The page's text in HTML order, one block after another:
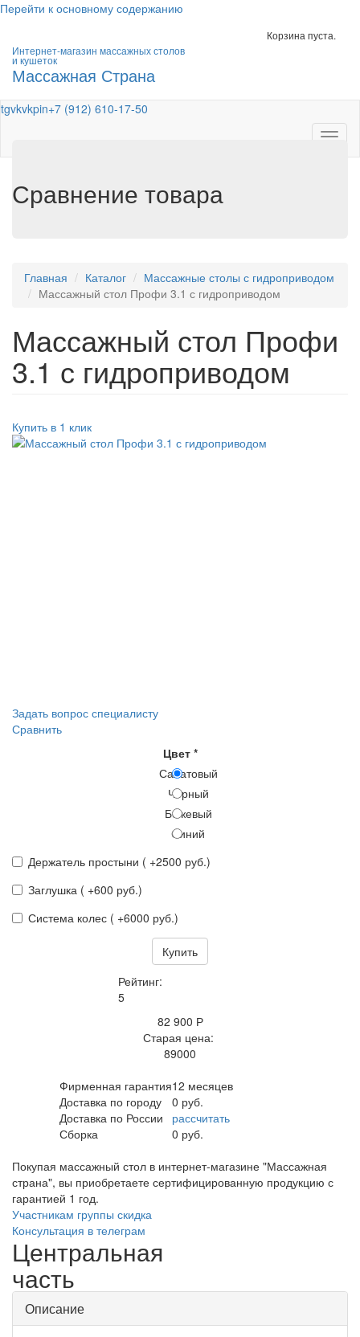
Перейти к основному содержанию
Интернет-магазин массажных столов
и кушеток
Массажная Страна
Корзина пуста.
tgvkvkpin+7 (912) 610-17-50
Сравнение товара
Главная Каталог
Массажные столы с гидроприводом
Массажный стол Профи 3.1 с гидроприводом
Массажный стол Профи
3.1 с гидроприводом
Купить в 1 клик
Задать вопрос специалисту
Сравнить
Цвет *
Салатовый
Черный
Бежевый
Синий
Держатель простыни ( +2500 руб.)
Заглушка ( +600 руб.)
Система колес ( +6000 руб.)
Купить
Рейтинг:
5
82 900 Р
Старая цена:
89000
Фирменная гарантия12 месяцев
Доставка по городу
0 руб.
Доставка по России
рассчитать
Сборка
0 руб.
Покупая массажный стол в интернет-магазине "Массажная
страна", вы приобретаете сертифицированную продукцию с
гарантией 1 год.
Участникам группы скидка
Консультация в телеграм
Центральная
часть
Описание